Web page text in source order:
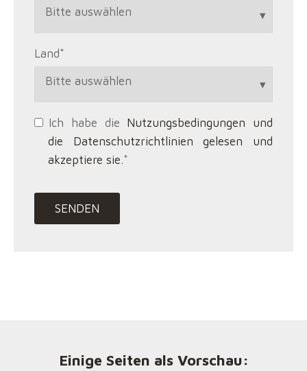
Land*
Ich habe die Nutzungsbedingungen und
die Datenschutzrichtlinien gelesen und
akzeptiere sie.*
Einige Seiten als Vorschau: